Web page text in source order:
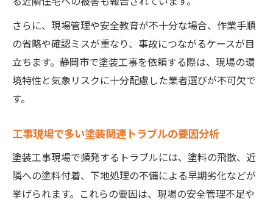
事故事例
静岡市の火事や事故ニュースを活かす塗装
安全術
工事現場で重視すべき塗装作業の安全対策
解体工事と塗装事故に共通するリスク管理
の重要性
工事現場ニュースで得る塗装の安全意識向上
さらに、現場管理や安全教育が不十分な場合、作業手順
の省略や確認ミスが重なり、事故につながるケースが目
立ちます。静岡市で塗装工事を依頼する際は、現場の環
境特性と気象リスクに十分配慮した業者選びが不可欠で
す。
工事現場で多い塗装関連トラブルの要因分析
塗装工事現場で頻発するトラブルには、塗料の飛散、近
隣への塗料付着、下地処理の不備による早期劣化などが
挙げられます。これらの要因は、現場の安全管理不足や